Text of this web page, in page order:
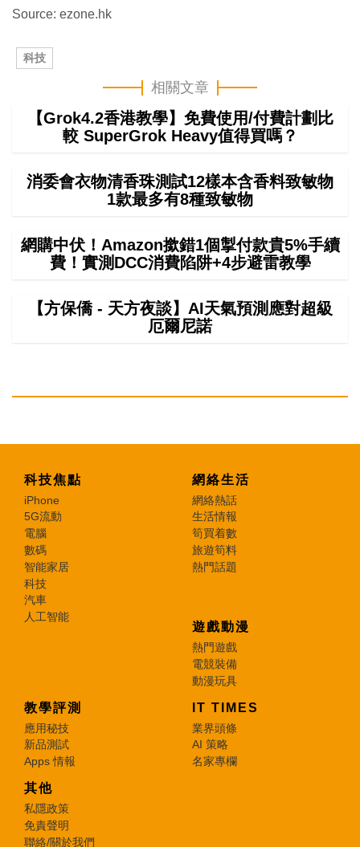
Source: ezone.hk
科技
相關文章
【Grok4.2香港教學】免費使用/付費計劃比
較 SuperGrok Heavy值得買嗎？
消委會衣物清香珠測試12樣本含香料致敏物
1款最多有8種致敏物
網購中伏！Amazon撳錯1個掣付款貴5%手續
費！實測DCC消費陷阱+4步避雷教學
【方保僑 - 天方夜談】AI天氣預測應對超級
厄爾尼諾
科技焦點
iPhone
5G流動
電腦
數碼
智能家居
科技
汽車
人工智能
網絡生活
網絡熱話
生活情報
筍買着數
旅遊筍料
熱門話題
遊戲動漫
熱門遊戲
電競裝備
動漫玩具
教學評測
應用秘技
新品測試
Apps 情報
IT TIMES
業界頭條
AI 策略
名家專欄
其他
私隱政策
免責聲明
聯絡/關於我們